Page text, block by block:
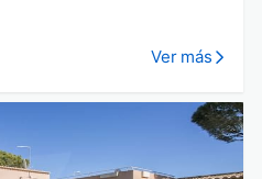
Ver más